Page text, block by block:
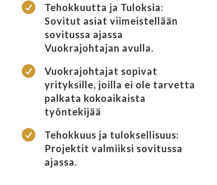

Tehokkuutta ja Tuloksia:
Sovitut asiat viimeistellään
sovitussa ajassa
Vuokrajohtajan avulla.

Vuokrajohtajat sopivat
yrityksille, joilla ei ole tarvetta
palkata kokoaikaista
työntekijää

Tehokkuus ja tuloksellisuus:
Projektit valmiiksi sovitussa
ajassa.